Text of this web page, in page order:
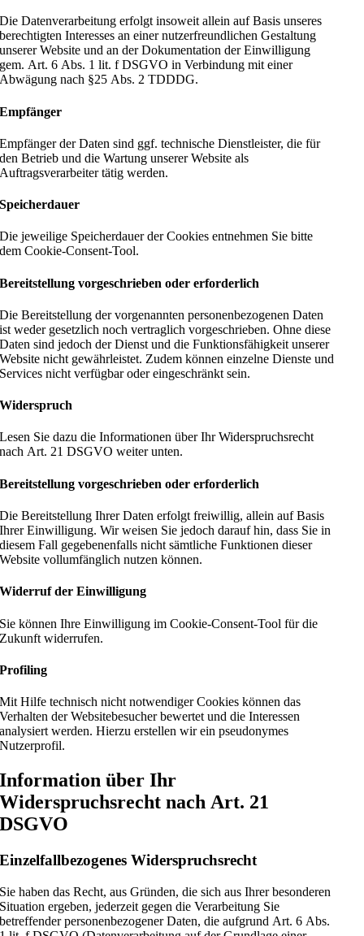
Die Datenverarbeitung erfolgt insoweit allein auf Basis unseres
berechtigten Interesses an einer nutzerfreundlichen Gestaltung
unserer Website und an der Dokumentation der Einwilligung
gem. Art. 6 Abs. 1 lit. f DSGVO in Verbindung mit einer
Abwägung nach §25 Abs. 2 TDDDG.
Empfänger
Empfänger der Daten sind ggf. technische Dienstleister, die für
den Betrieb und die Wartung unserer Website als
Auftragsverarbeiter tätig werden.
Speicherdauer
Die jeweilige Speicherdauer der Cookies entnehmen Sie bitte
dem Cookie-Consent-Tool.
Bereitstellung vorgeschrieben oder erforderlich
Die Bereitstellung der vorgenannten personenbezogenen Daten
ist weder gesetzlich noch vertraglich vorgeschrieben. Ohne diese
Daten sind jedoch der Dienst und die Funktionsfähigkeit unserer
Website nicht gewährleistet. Zudem können einzelne Dienste und
Services nicht verfügbar oder eingeschränkt sein.
Widerspruch
Lesen Sie dazu die Informationen über Ihr Widerspruchsrecht
nach Art. 21 DSGVO weiter unten.
Bereitstellung vorgeschrieben oder erforderlich
Die Bereitstellung Ihrer Daten erfolgt freiwillig, allein auf Basis
Ihrer Einwilligung. Wir weisen Sie jedoch darauf hin, dass Sie in
diesem Fall gegebenenfalls nicht sämtliche Funktionen dieser
Website vollumfänglich nutzen können.
Widerruf der Einwilligung
Sie können Ihre Einwilligung im Cookie-Consent-Tool für die
Zukunft widerrufen.
Profiling
Mit Hilfe technisch nicht notwendiger Cookies können das
Verhalten der Websitebesucher bewertet und die Interessen
analysiert werden. Hierzu erstellen wir ein pseudonymes
Nutzerprofil.
Information über Ihr
Widerspruchsrecht nach Art. 21
DSGVO
Einzelfallbezogenes Widerspruchsrecht
Sie haben das Recht, aus Gründen, die sich aus Ihrer besonderen
Situation ergeben, jederzeit gegen die Verarbeitung Sie
betreffender personenbezogener Daten, die aufgrund Art. 6 Abs.